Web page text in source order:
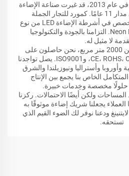
لُميمر لايتنينغ، التي تأسست في عام 2013، قد غيرت صناعة الإضاءة
بمنتجاتها الابتكارية على مدار 11 عامًا. كمورد للتجار الجملة
والمصممين والمقاولين، نتخصص في أشرطة الإضاءة LED من نوع
SMD/COB وحلول Neon Flex. التزامنا بالجودة والتكنولوجيا
لا مثيل له.
مع مصنع يمتد على أكثر من 2000 متر مربع، نحن حاصلون على
شهادات مثل CE، ROHS، CB، UL، UKCA، وISO9001. يصل تواجدنا
وأوروبا وأستراليا ونيوزيلندا والشرق
الخاص بنا يجمع بين الإنتاج
حلولًا مخصصة وخِدمات خبيرة.
ولكن أيضًا الاحتمالات. ركزنا
العملاء يجعلنا شريك إضاءة موثوقًا به
ودعنا نوفر لك الضوء القيم الذي
تستحقه.